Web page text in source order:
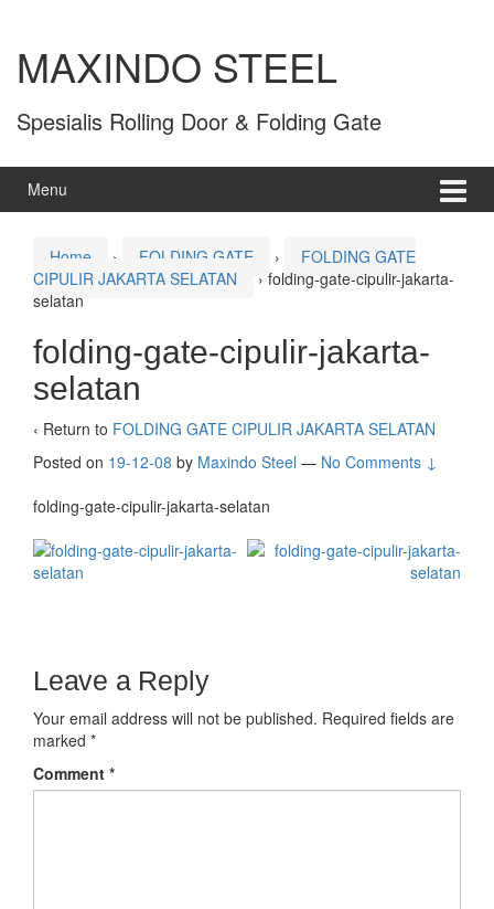
MAXINDO STEEL
Spesialis Rolling Door & Folding Gate
Menu
Home › FOLDING GATE ›
FOLDING GATE
CIPULIR JAKARTA SELATAN
› folding-gate-cipulir-jakarta-
selatan
folding-gate-cipulir-jakarta-
selatan
‹ Return to FOLDING GATE CIPULIR JAKARTA SELATAN
Posted on 19-12-08 by Maxindo Steel — No Comments ↓
folding-gate-cipulir-jakarta-selatan
Leave a Reply
Your email address will not be published. Required fields are
marked *
Comment *